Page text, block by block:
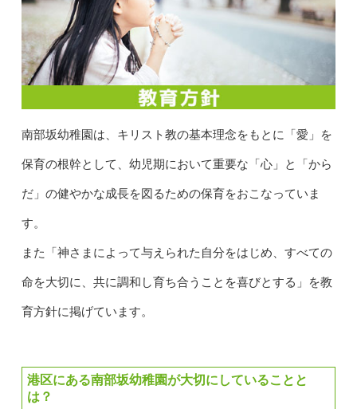
南部坂幼稚園は、キリスト教の基本理念をもとに「愛」を
保育の根幹として、幼児期において重要な「心」と「から
だ」の健やかな成長を図るための保育をおこなっていま
す。
また「神さまによって与えられた自分をはじめ、すべての
命を大切に、共に調和し育ち合うことを喜びとする」を教
育方針に掲げています。
港区にある南部坂幼稚園が大切にしていることと
は？